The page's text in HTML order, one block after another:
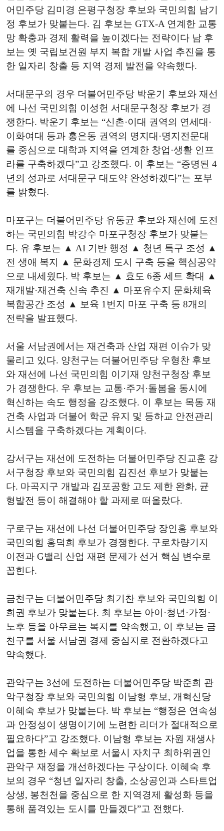
어민주당 김미경 은평구청장 후보와 국민의힘 남기
정 후보가 맞붙는다. 김 후보는 GTX-A 연계한 교통
망 확충과 경제 활력을 높이겠다는 전략이다 남 후
보는 옛 국립보건원 부지 복합 개발 사업 추진을 통
한 일자리 창출 등 지역 경제 발전을 약속했다.
서대문구의 경우 더불어민주당 박운기 후보와 재선
에 나선 국민의힘 이성헌 서대문구청장 후보가 경
쟁한다. 박운기 후보는 “신촌·이대 권역의 연세대·
이화여대 등과 홍은동 권역의 명지대·명지전문대
를 중심으로 대학과 지역을 연계한 창업·생활 인프
라를 구축하겠다”고 강조했다. 이 후보는 “증명된 4
년의 성과로 서대문구 대도약 완성하겠다”는 포부
를 밝혔다.
마포구는 더불어민주당 유동균 후보와 재선에 도전
하는 국민의힘 박강수 마포구청장 후보가 맞붙는
다. 유 후보는 ▲ AI 기반 행정 ▲ 청년 특구 조성 ▲
전 생애 복지 ▲ 문화경제 도시 구축 등을 핵심공약
으로 내세웠다. 박 후보는 ▲ 효도 6종 세트 확대 ▲
재개발·재건축 신속 추진 ▲ 마포유수지 문화체육
복합공간 조성 ▲ 보육 1번지 마포 구축 등 8개의
전략을 발표했다.
서울 서남권에서는 재건축과 산업 재편 이슈가 맞
물리고 있다. 양천구는 더불어민주당 우형찬 후보
와 재선에 나선 국민의힘 이기재 양천구청장 후보
가 경쟁한다. 우 후보는 교통·주거·돌봄을 동시에
혁신하는 속도 행정을 강조했다. 이 후보는 목동 재
건축 사업과 더불어 학군 유지 및 등하교 안전관리
시스템을 구축하겠다는 계획이다.
강서구는 재선에 도전하는 더불어민주당 진교훈 강
서구청장 후보와 국민의힘 김진선 후보가 맞붙는
다. 마곡지구 개발과 김포공항 고도 제한 완화, 균
형발전 등이 해결해야 할 과제로 떠올랐다.
구로구는 재선에 나선 더불어민주당 장인홍 후보와
국민의힘 홍덕희 후보가 경쟁한다. 구로차량기지
이전과 G밸리 산업 재편 문제가 선거 핵심 변수로
꼽힌다.
금천구는 더불어민주당 최기찬 후보와 국민의힘 이
희권 후보가 맞붙는다. 최 후보는 아이·청년·가정·
노후 등을 아우르는 복지를 약속했고, 이 후보는 금
천구를 서울 서남권 경제 중심지로 전환하겠다고
약속했다.
관악구는 3선에 도전하는 더불어민주당 박준희 관
악구청장 후보와 국민의힘 이남형 후보, 개혁신당
이혜숙 후보가 맞붙는다. 박 후보는 “행정은 연속성
과 안정성이 생명이기에 노련한 리더가 절대적으로
필요하다”고 강조했다. 이남형 후보는 자원 재생사
업을 통한 세수 확보로 서울시 자치구 최하위권인
관악구 재정을 개선하겠다는 구상이다. 이혜숙 후
보의 경우 “청년 일자리 창출, 소상공인과 스타트업
상생, 봉천천을 중심으로 한 지역경제 활성화 등을
통해 품격있는 도시를 만들겠다”고 전했다.